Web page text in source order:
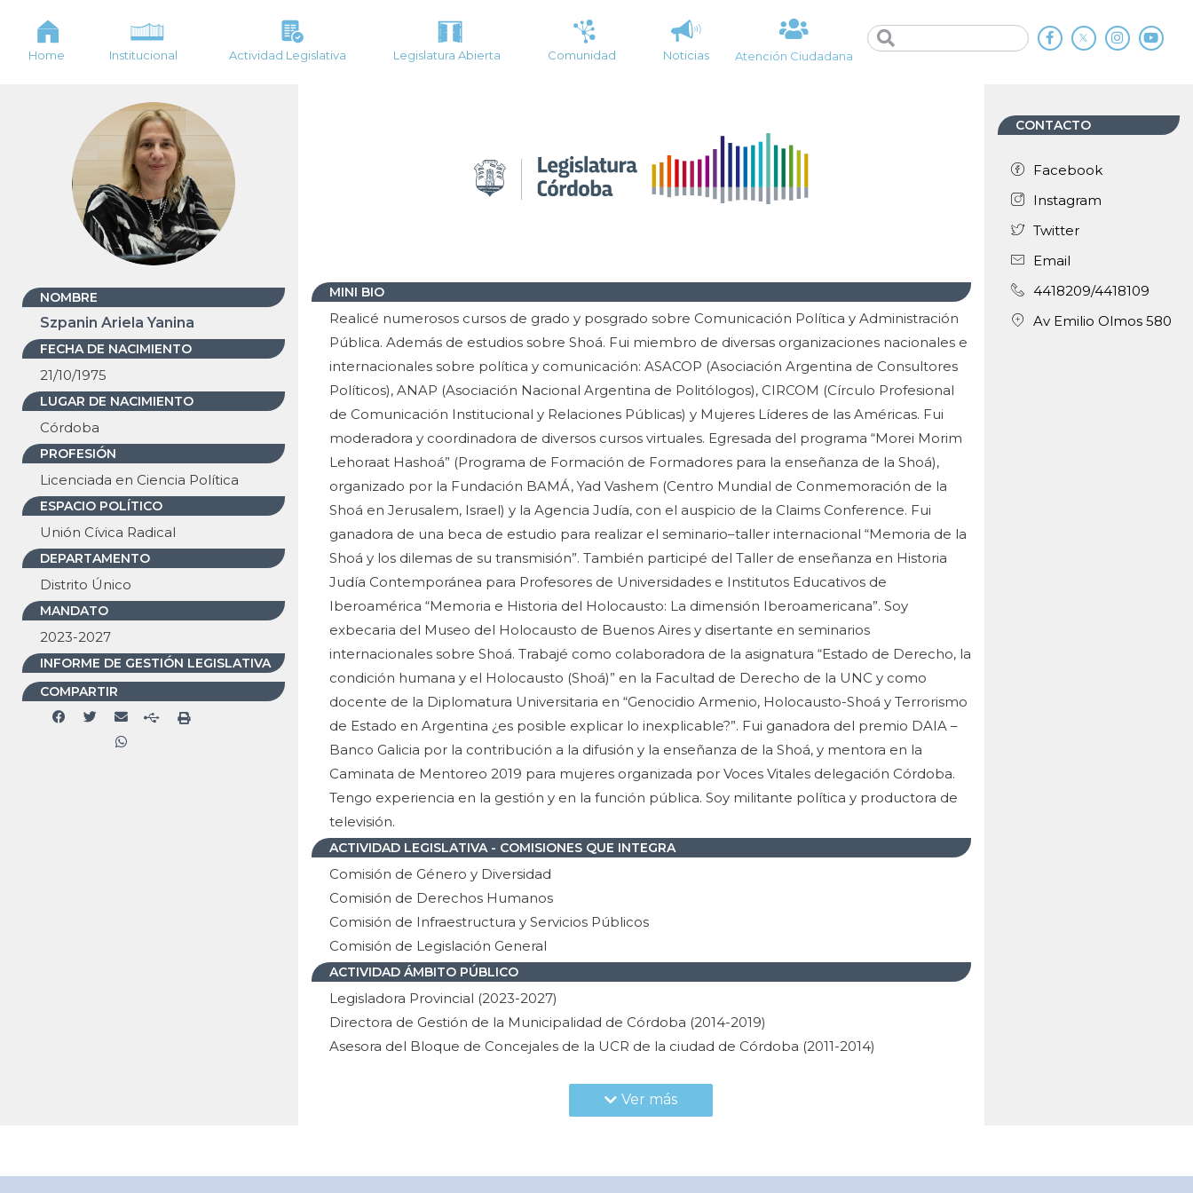
Home Institucional Actividad Legislativa Legislatura Abierta Comunidad Noticias Atención Ciudadana
NOMBRE
Szpanin Ariela Yanina
FECHA DE NACIMIENTO
21/10/1975
LUGAR DE NACIMIENTO
Córdoba
PROFESIÓN
Licenciada en Ciencia Política
ESPACIO POLÍTICO
Unión Cívica Radical
DEPARTAMENTO
Distrito Único
MANDATO
2023-2027
INFORME DE GESTIÓN LEGISLATIVA
COMPARTIR
MINI BIO
Realicé numerosos cursos de grado y posgrado sobre Comunicación Política y Administración
Pública. Además de estudios sobre Shoá. Fui miembro de diversas organizaciones nacionales e
internacionales sobre política y comunicación: ASACOP (Asociación Argentina de Consultores
Políticos), ANAP (Asociación Nacional Argentina de Politólogos), CIRCOM (Círculo Profesional
de Comunicación Institucional y Relaciones Públicas) y Mujeres Líderes de las Américas. Fui
moderadora y coordinadora de diversos cursos virtuales. Egresada del programa “Morei Morim
Lehoraat Hashoá” (Programa de Formación de Formadores para la enseñanza de la Shoá),
organizado por la Fundación BAMÁ, Yad Vashem (Centro Mundial de Conmemoración de la
Shoá en Jerusalem, Israel) y la Agencia Judía, con el auspicio de la Claims Conference. Fui
ganadora de una beca de estudio para realizar el seminario–taller internacional “Memoria de la
Shoá y los dilemas de su transmisión”. También participé del Taller de enseñanza en Historia
Judía Contemporánea para Profesores de Universidades e Institutos Educativos de
Iberoamérica “Memoria e Historia del Holocausto: La dimensión Iberoamericana”. Soy
exbecaria del Museo del Holocausto de Buenos Aires y disertante en seminarios
internacionales sobre Shoá. Trabajé como colaboradora de la asignatura “Estado de Derecho, la
condición humana y el Holocausto (Shoá)” en la Facultad de Derecho de la UNC y como
docente de la Diplomatura Universitaria en “Genocidio Armenio, Holocausto-Shoá y Terrorismo
de Estado en Argentina ¿es posible explicar lo inexplicable?”. Fui ganadora del premio DAIA –
Banco Galicia por la contribución a la difusión y la enseñanza de la Shoá, y mentora en la
Caminata de Mentoreo 2019 para mujeres organizada por Voces Vitales delegación Córdoba.
Tengo experiencia en la gestión y en la función pública. Soy militante política y productora de
televisión.
ACTIVIDAD LEGISLATIVA - COMISIONES QUE INTEGRA
Comisión de Género y Diversidad
Comisión de Derechos Humanos
Comisión de Infraestructura y Servicios Públicos
Comisión de Legislación General
ACTIVIDAD ÁMBITO PÚBLICO
Legisladora Provincial (2023-2027)
Directora de Gestión de la Municipalidad de Córdoba (2014-2019)
Asesora del Bloque de Concejales de la UCR de la ciudad de Córdoba (2011-2014)
Docente de escuelas de nivel medio de gestión pública
Asesora ad honorem del Bloque de Convencionales Provinciales de la UCR en la Convención
Ver más
CONTACTO
Facebook
Instagram
Twitter
Email
4418209/4418109
Av Emilio Olmos 580